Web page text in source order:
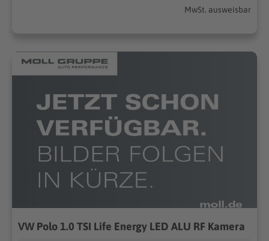
MwSt. ausweisbar
VW Polo 1.0 TSI Life Energy LED ALU RF Kamera